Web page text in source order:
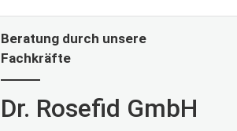
Beratung durch unsere
Fachkräfte
Dr. Rosefid GmbH